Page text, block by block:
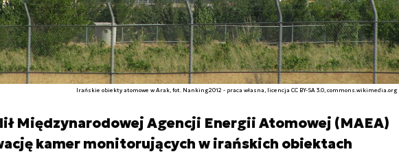
Irańskie obiekty atomowe w Arak, fot. Nanking2012 - praca własna, licencja CC BY-SA 3.0, commons.wikimedia.org
Międzynarodowej Agencji Energii Atomowej (MAEA)
kamer monitorujących w irańskich obiektach